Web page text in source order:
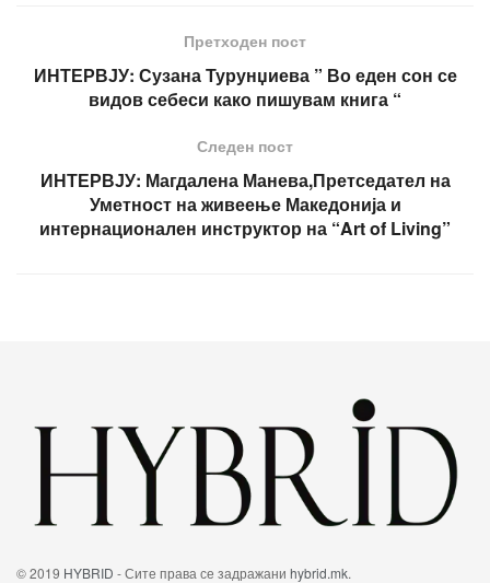
Претходен пост
ИНТЕРВЈУ: Сузана Турунџиева ” Во еден сон се
видов себеси како пишувам книга “
Следен пост
ИНТЕРВЈУ: Магдалена Манева,Претседател на
Уметност на живеење Македонија и
интернационален инструктор на “Art of Living”
© 2019 HYBRID - Сите права се задражани hybrid.mk.